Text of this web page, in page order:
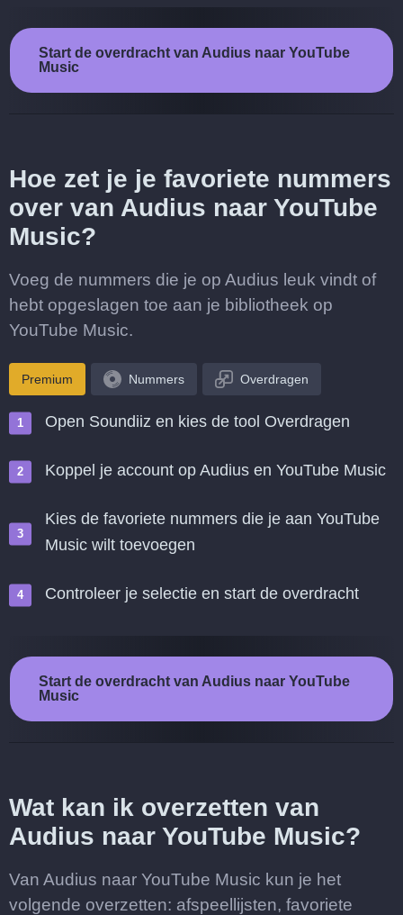
Start de overdracht van Audius naar YouTube
Music
Hoe zet je je favoriete nummers
over van Audius naar YouTube
Music?
Voeg de nummers die je op Audius leuk vindt of
hebt opgeslagen toe aan je bibliotheek op
YouTube Music.
Premium Nummers Overdragen
Open Soundiiz en kies de tool Overdragen
Koppel je account op Audius en YouTube Music
Kies de favoriete nummers die je aan YouTube
Music wilt toevoegen
Controleer je selectie en start de overdracht
Start de overdracht van Audius naar YouTube
Music
Wat kan ik overzetten van
Audius naar YouTube Music?
Van Audius naar YouTube Music kun je het
volgende overzetten: afspeellijsten, favoriete